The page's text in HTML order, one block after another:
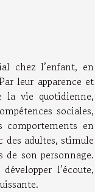
chez l’enfant, en
leur apparence et
la vie quotidienne,
sociales,
en
des adultes, stimule
son personnage.
l’écoute,